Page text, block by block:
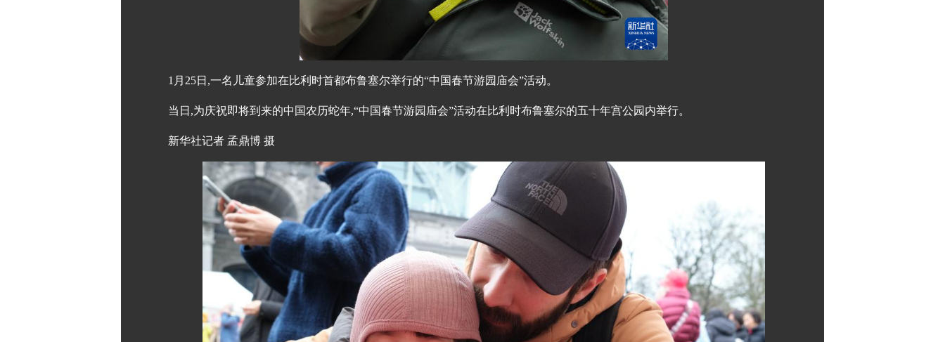
1月25日,一名儿童参加在比利时首都布鲁塞尔举行的“中国春节游园庙会”活动。
当日,为庆祝即将到来的中国农历蛇年,“中国春节游园庙会”活动在比利时布鲁塞尔的五十年宫公园内举行。
新华社记者 孟鼎博 摄